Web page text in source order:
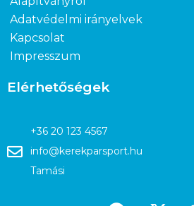
Adatvédelmi irányelvek
Kapcsolat
Impresszum
Elérhetőségek
+36 20 123 4567
info@kerekparsport.hu
Tamási